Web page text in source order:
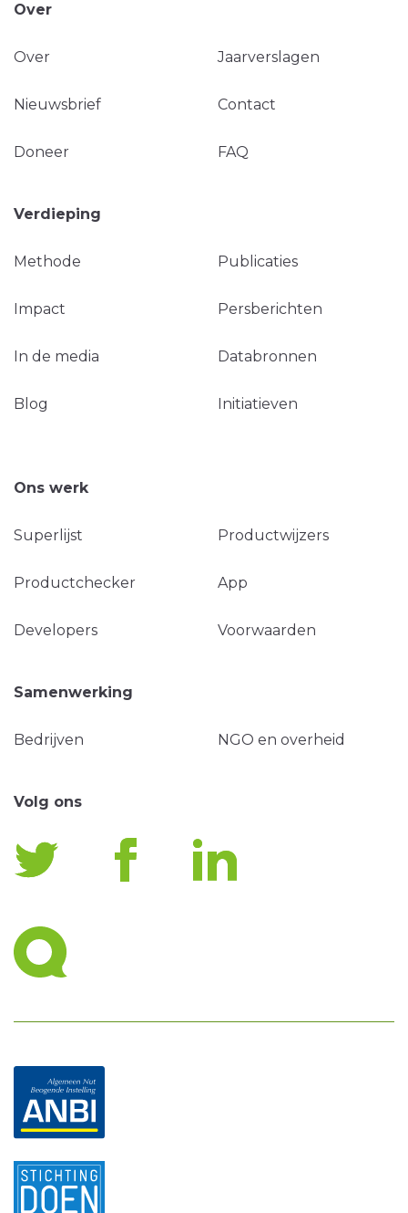
Over
Over Jaarverslagen
Nieuwsbrief Contact
Doneer FAQ
Verdieping
Methode Publicaties
Impact Persberichten
In de media Databronnen
Blog Initiatieven
Ons werk
Superlijst Productwijzers
Productchecker App
Developers Voorwaarden
Samenwerking
Bedrijven NGO en overheid
Volg ons